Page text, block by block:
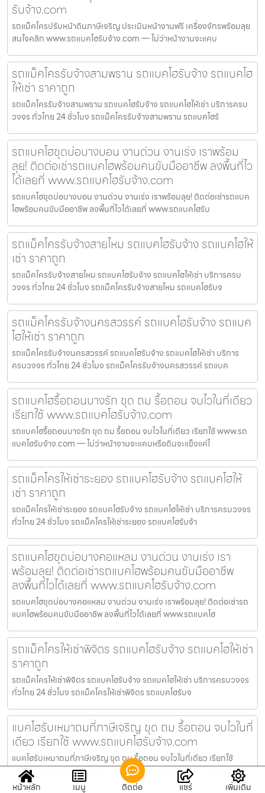
รับจ้าง.com
รถแม็คโครปรับหน้าดินภาษีเจริญ ประเมินหน้างานฟรี เครื่องจักรพร้อมลุย
สนใจคลิก www.รถแบคโฮรับจ้าง.com — ไม่ว่าหน้างานจะแคบ
รถแม็คโครรับจ้างสามพราน รถแบคโฮรับจ้าง รถแบคโฮ
ให้เช่า ราคาถูก
รถแม็คโครรับจ้างสามพราน รถแบคโฮรับจ้าง รถแบคโฮให้เช่า บริการครบ
วงจร ทั่วไทย 24 ชั่วโมง รถแม็คโครรับจ้างสามพราน รถแบคโฮรั
รถแบคโฮขุดบ่อบางบอน งานด่วน งานเร่ง เราพร้อม
ลุย! ติดต่อเช่ารถแบคโฮพร้อมคนขับมืออาชีพ ลงพื้นที่ไว
ได้เลยที่ www.รถแบคโฮรับจ้าง.com
รถแบคโฮขุดบ่อบางบอน งานด่วน งานเร่ง เราพร้อมลุย! ติดต่อเช่ารถแบค
โฮพร้อมคนขับมืออาชีพ ลงพื้นที่ไวได้เลยที่ www.รถแบคโฮรับ
รถแม็คโครรับจ้างสายไหม รถแบคโฮรับจ้าง รถแบคโฮให้
เช่า ราคาถูก
รถแม็คโครรับจ้างสายไหม รถแบคโฮรับจ้าง รถแบคโฮให้เช่า บริการครบ
วงจร ทั่วไทย 24 ชั่วโมง รถแม็คโครรับจ้างสายไหม รถแบคโฮรับจ
รถแม็คโครรับจ้างนครสวรรค์ รถแบคโฮรับจ้าง รถแบค
โฮให้เช่า ราคาถูก
รถแม็คโครรับจ้างนครสวรรค์ รถแบคโฮรับจ้าง รถแบคโฮให้เช่า บริการ
ครบวงจร ทั่วไทย 24 ชั่วโมง รถแม็คโครรับจ้างนครสวรรค์ รถแบค
รถแบคโฮรื้อถอนบางรัก ขุด ถม รื้อถอน จบไวในที่เดียว
เรียกใช้ www.รถแบคโฮรับจ้าง.com
รถแบคโฮรื้อถอนบางรัก ขุด ถม รื้อถอน จบไวในที่เดียว เรียกใช้ www.รถ
แบคโฮรับจ้าง.com — ไม่ว่าหน้างานจะแคบหรือดินจะแข็งแค่ไ
รถแม็คโครให้เช่าระยอง รถแบคโฮรับจ้าง รถแบคโฮให้
เช่า ราคาถูก
รถแม็คโครให้เช่าระยอง รถแบคโฮรับจ้าง รถแบคโฮให้เช่า บริการครบวงจร
ทั่วไทย 24 ชั่วโมง รถแม็คโครให้เช่าระยอง รถแบคโฮรับจ้า
รถแบคโฮขุดบ่อบางคอแหลม งานด่วน งานเร่ง เรา
พร้อมลุย! ติดต่อเช่ารถแบคโฮพร้อมคนขับมืออาชีพ
ลงพื้นที่ไวได้เลยที่ www.รถแบคโฮรับจ้าง.com
รถแบคโฮขุดบ่อบางคอแหลม งานด่วน งานเร่ง เราพร้อมลุย! ติดต่อเช่ารถ
แบคโฮพร้อมคนขับมืออาชีพ ลงพื้นที่ไวได้เลยที่ www.รถแบคโฮ
รถแม็คโครให้เช่าพิจิตร รถแบคโฮรับจ้าง รถแบคโฮให้เช่า
ราคาถูก
รถแม็คโครให้เช่าพิจิตร รถแบคโฮรับจ้าง รถแบคโฮให้เช่า บริการครบวงจร
ทั่วไทย 24 ชั่วโมง รถแม็คโครให้เช่าพิจิตร รถแบคโฮรับจ
แบคโฮรับเหมาถมที่ภาษีเจริญ ขุด ถม รื้อถอน จบไวในที่
เดียว เรียกใช้ www.รถแบคโฮรับจ้าง.com
แบคโฮรับเหมาถมที่ภาษีเจริญ ขุด ถม รื้อถอน จบไวในที่เดียว เรียกใช้
www.รถแบคโฮรับจ้าง.com — ไม่ว่าหน้างานจะแคบหรือดินจะแข
หน้าหลัก
เมนู ติดต่อ แชร์ เพิ่มเติม